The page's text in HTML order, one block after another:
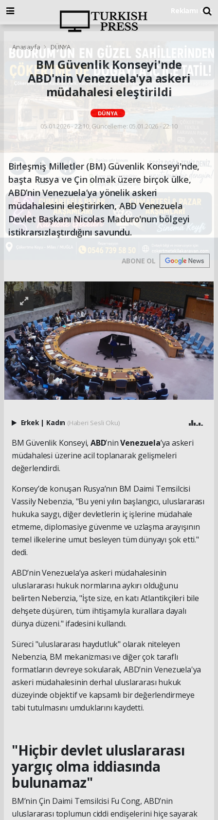
Anasayfa DÜNYA
BM Güvenlik Konseyi'nde
ABD'nin Venezuela'ya askeri
müdahalesi eleştirildi
DÜNYA
05.01.2026 - 22:10, Güncelleme: 05.01.2026 - 22:10
Birleşmiş Milletler (BM) Güvenlik Konseyi'nde,
başta Rusya ve Çin olmak üzere birçok ülke,
ABD’nin Venezuela’ya yönelik askeri
müdahalesini eleştirirken, ABD Venezuela
Devlet Başkanı Nicolas Maduro'nun bölgeyi
istikrarsızlaştırdığını savundu.
ABONE OL
Erkek | Kadın (Haberi Sesli Oku)
BM Güvenlik Konseyi, ABD’ninVenezuela’ya askeri
müdahalesi üzerine acil toplanarak gelişmeleri
değerlendirdi.
Konsey’de konuşan Rusya’nın BM Daimi Temsilcisi
Vassily Nebenzia, "Bu yeni yılın başlangıcı, uluslararası
hukuka saygı, diğer devletlerin iç işlerine müdahale
etmeme, diplomasiye güvenme ve uzlaşma arayışının
temel ilkelerine umut besleyen tüm dünyayı şok etti."
dedi.
ABD’nin Venezuela’ya askeri müdahalesinin
uluslararası hukuk normlarına aykırı olduğunu
belirten Nebenzia, "İşte size, en katı Atlantikçileri bile
dehşete düşüren, tüm ihtişamıyla kurallara dayalı
dünya düzeni." ifadesini kullandı.
Süreci "uluslararası haydutluk" olarak niteleyen
Nebenzia, BM mekanizması ve diğer çok taraflı
formatların devreye sokularak, ABD’nin Venezuela'ya
askeri müdahalesinin derhal uluslararası hukuk
düzeyinde objektif ve kapsamlı bir değerlendirmeye
tabi tutulmasını umduklarını kaydetti.
"Hiçbir devlet uluslararası
yargıç olma iddiasında
bulunamaz"
BM’nin Çin Daimi Temsilcisi Fu Cong, ABD’nin
uluslararası toplumun ciddi endişelerini hiçe sayarak